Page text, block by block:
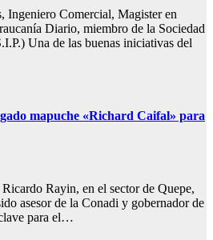
Ingeniero Comercial, Magister en
Diario, miembro de la Sociedad
Una de las buenas iniciativas del
mapuche «Richard Caifal» para
Rayin, en el sector de Quepe,
asesor de la Conadi y gobernador de
para el…